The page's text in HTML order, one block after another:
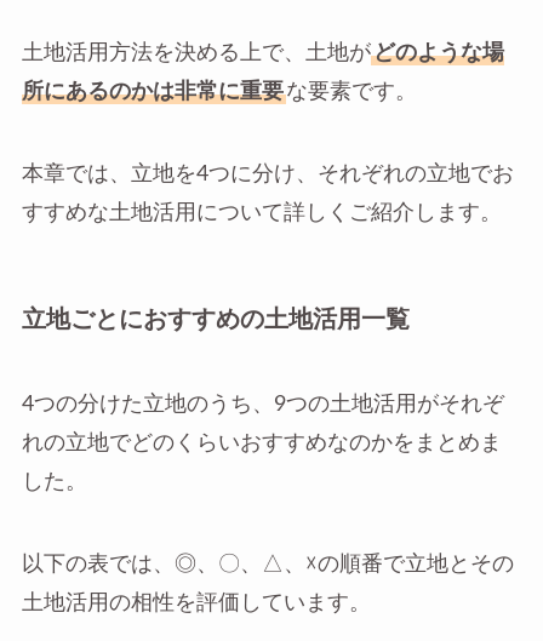
土地活用方法を決める上で、土地がどのような場
所にあるのかは非常に重要な要素です。
本章では、立地を4つに分け、それぞれの立地でお
すすめな土地活用について詳しくご紹介します。
立地ごとにおすすめの土地活用一覧
4つの分けた立地のうち、9つの土地活用がそれぞ
れの立地でどのくらいおすすめなのかをまとめま
した。
以下の表では、◎、〇、△、☓の順番で立地とその
土地活用の相性を評価しています。